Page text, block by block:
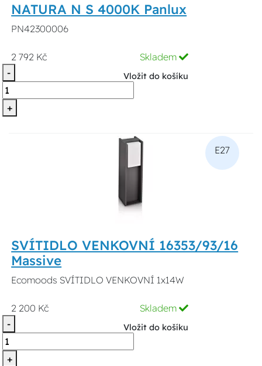
NATURA N S 4000K Panlux
PN42300006
2 792 Kč
Skladem
-
+
Vložit do košíku
E27
SVÍTIDLO VENKOVNÍ 16353/93/16
Massive
Ecomoods SVÍTIDLO VENKOVNÍ 1x14W
2 200 Kč
Skladem
-
+
Vložit do košíku